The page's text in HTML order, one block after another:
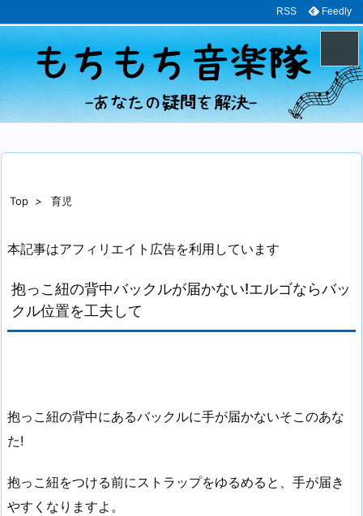
メニュ
RSS Feedly
Top > 育児
本記事はアフィリエイト広告を利用しています
抱っこ紐の背中バックルが届かない!エルゴならバッ
クル位置を工夫して
抱っこ紐の背中にあるバックルに手が届かないそこのあな
た!
抱っこ紐をつける前にストラップをゆるめると、手が届き
やすくなりますよ。